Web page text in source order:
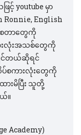
င့် youtube မှာ
Ronnie, English
စတာတွေကို
ားလုံးအသစ်တွေကို
င်တယ်ဆိုရင်
ပ်စကားလုံးတွေကို
ားမိပြီး သူတို့
ယ်။
Academy)